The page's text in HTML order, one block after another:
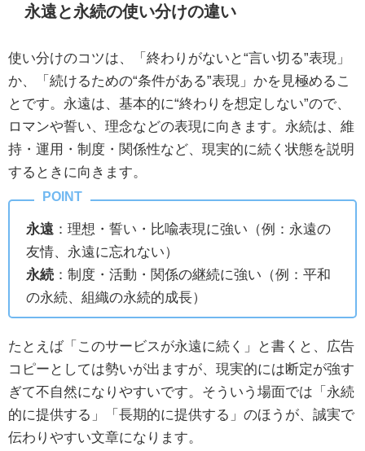
永遠と永続の使い分けの違い
使い分けのコツは、「終わりがないと“言い切る”表現」
か、「続けるための“条件がある”表現」かを見極めるこ
とです。永遠は、基本的に“終わりを想定しない”ので、
ロマンや誓い、理念などの表現に向きます。永続は、維
持・運用・制度・関係性など、現実的に続く状態を説明
するときに向きます。
永遠 ：理想・誓い・比喩表現に強い（例：永遠の
友情、永遠に忘れない）
永続 ：制度・活動・関係の継続に強い（例：平和
の永続、組織の永続的成長）
たとえば「このサービスが永遠に続く」と書くと、広告
コピーとしては勢いが出ますが、現実的には断定が強す
ぎて不自然になりやすいです。そういう場面では「永続
的に提供する」「長期的に提供する」のほうが、誠実で
伝わりやすい文章になります。